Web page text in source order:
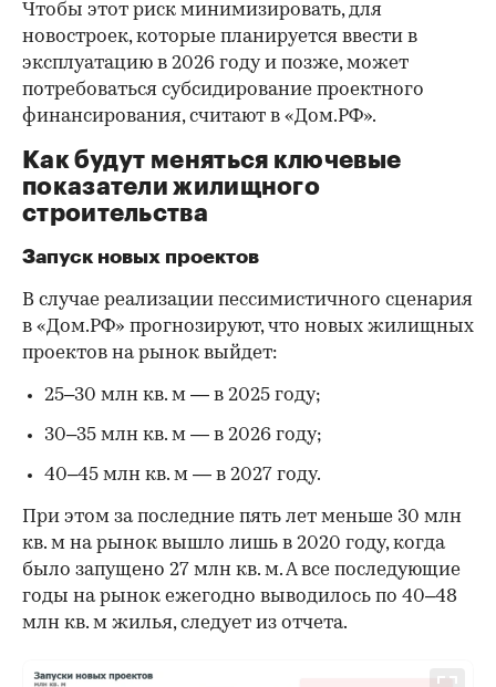
Чтобы этот риск минимизировать, для
новостроек, которые планируется ввести в
эксплуатацию в 2026 году и позже, может
потребоваться субсидирование проектного
финансирования, считают в «Дом.РФ».
Как будут меняться ключевые
показатели жилищного
строительства
Запуск новых проектов
В случае реализации пессимистичного сценария
в «Дом.РФ» прогнозируют, что новых жилищных
проектов на рынок выйдет:
25–30 млн кв. м — в 2025 году;
30–35 млн кв. м — в 2026 году;
40–45 млн кв. м — в 2027 году.
При этом за последние пять лет меньше 30 млн
кв. м на рынок вышло лишь в 2020 году, когда
было запущено 27 млн кв. м. А все последующие
годы на рынок ежегодно выводилось по 40–48
млн кв. м жилья, следует из отчета.